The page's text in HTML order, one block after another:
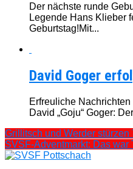
Der nächste runde
Legende Hans Klieber
Geburtstag!Mit...
David Goger
Erfreuliche
David „Goju“ Goger:
Grillitsch und Werder stürzen
SVSF-Adventmarkt: Das war